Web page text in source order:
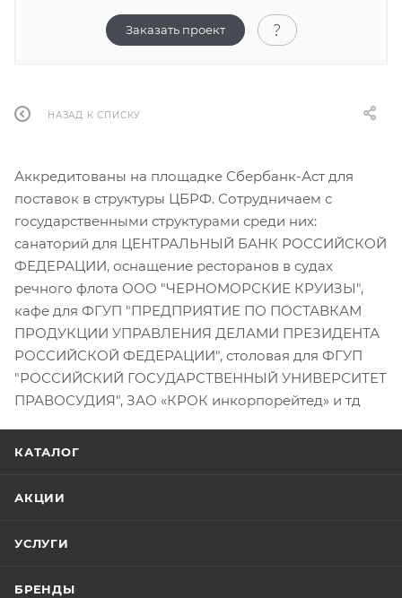
Заказать проект
НАЗАД К СПИСКУ
Аккредитованы на площадке Сбербанк-Аст для
поставок в структуры ЦБРФ. Сотрудничаем с
государственными структурами среди них:
санаторий для ЦЕНТРАЛЬНЫЙ БАНК РОССИЙСКОЙ
ФЕДЕРАЦИИ, оснащение ресторанов в судах
речного флота ООО "ЧЕРНОМОРСКИЕ КРУИЗЫ",
кафе для ФГУП "ПРЕДПРИЯТИЕ ПО ПОСТАВКАМ
ПРОДУКЦИИ УПРАВЛЕНИЯ ДЕЛАМИ ПРЕЗИДЕНТА
РОССИЙСКОЙ ФЕДЕРАЦИИ", столовая для ФГУП
"РОССИЙСКИЙ ГОСУДАРСТВЕННЫЙ УНИВЕРСИТЕТ
ПРАВОСУДИЯ", ЗАО «КРОК инкорпорейтед» и тд
КАТАЛОГ
АКЦИИ
УСЛУГИ
БРЕНДЫ